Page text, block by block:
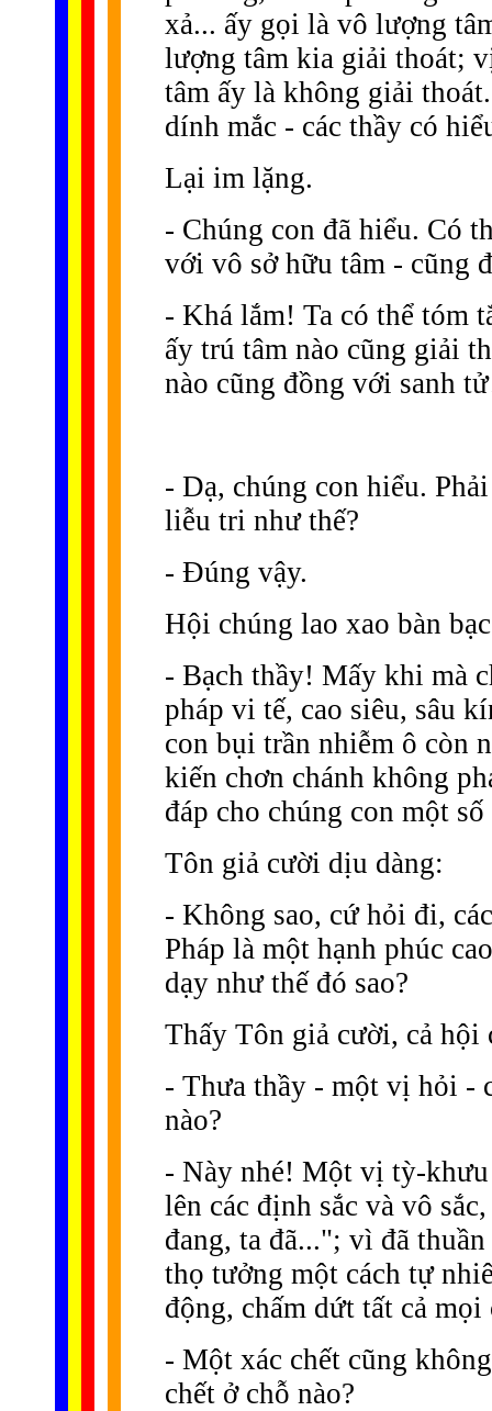
xả... ấy gọi là vô lượng
lượng tâm kia giải thoát;
tâm ấy là không giải
dính mắc - các thầy có
Lại im lặng.
- Chúng con đã hiểu. Có
với vô sở hữu tâm - cũng
- Khá lắm! Ta có thể tóm
ấy trú tâm nào cũng giải
nào cũng đồng với sanh
- Dạ, chúng con hiểu.
liễu tri như thế?
- Ðúng vậy.
Hội chúng lao xao bàn
- Bạch thầy! Mấy khi mà
pháp vi tế, cao siêu, sâu
con bụi trần nhiễm ô còn
kiến chơn chánh không
đáp cho chúng con một
Tôn giả cười dịu dàng:
- Không sao, cứ hỏi đi,
Pháp là một hạnh phúc
dạy như thế đó sao?
Thấy Tôn giả cười, cả hội
- Thưa thầy - một vị hỏi -
nào?
- Này nhé! Một vị tỳ-khưu
lên các định sắc và vô
đang, ta đã..."; vì đã
thọ tưởng một cách tự
động, chấm dứt tất cả
- Một xác chết cũng
chết ở chỗ nào?